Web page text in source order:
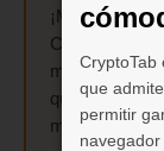
CryptoTab
que
permitir
¡Mina hasta
Cloud.Boost
quieras:
minar.